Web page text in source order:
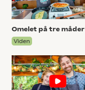
Omelet på tre måder
Viden